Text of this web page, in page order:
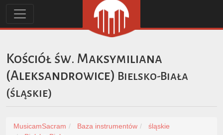
Kościół św. Maksymiliana
(Aleksandrowice) Bielsko-Biała
(śląskie)
MusicamSacram Baza instrumentów
śląskie